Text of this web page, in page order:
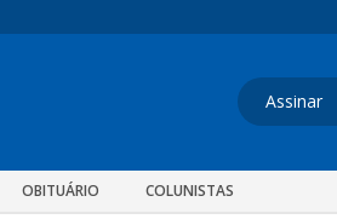
Assinar
OBITUÁRIO COLUNISTAS